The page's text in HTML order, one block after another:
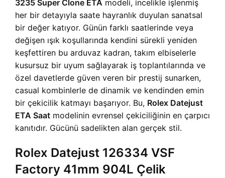
3235 Super Clone ETA modeli, incelikle işlenmiş
her bir detayıyla saate hayranlık duyulan sanatsal
bir değer katıyor. Günün farklı saatlerinde veya
değişen ışık koşullarında kendini sürekli yeniden
keşfettiren bu arduvaz kadran, takım elbiselerle
kusursuz bir uyum sağlayarak iş toplantılarında ve
özel davetlerde güven veren bir prestij sunarken,
casual kombinlerle de dinamik ve kendinden emin
bir çekicilik katmayı başarıyor. Bu, Rolex Datejust
ETA Saat modelinin evrensel çekiciliğinin en çarpıcı
kanıtıdır. Gücünü sadelikten alan gerçek stil.
Rolex Datejust 126334 VSF
Factory 41mm 904L Çelik